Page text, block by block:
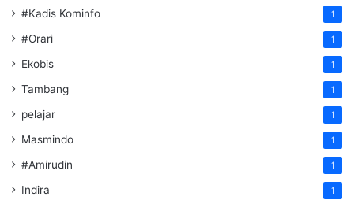
#Kadis Kominfo 1
#Orari 1
Ekobis 1
Tambang 1
pelajar 1
Masmindo 1
#Amirudin 1
Indira 1